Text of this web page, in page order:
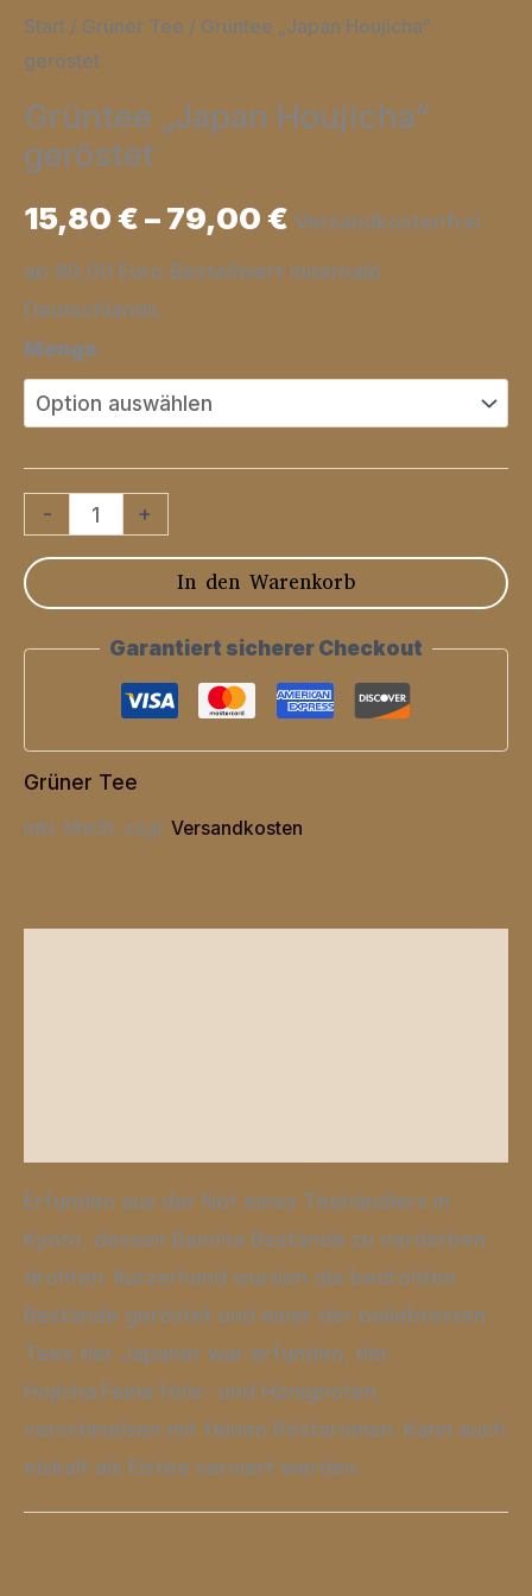
Start / Grüner Tee / Grüntee „Japan Houjicha“
geröstet
Grüntee „Japan Houjicha“
geröstet
15,80€–79,00€ Versandkostenfrei
ab 80,00 Euro Bestellwert innerhalb
Deutschlands.
Menge
-
Grüntee
Houjicha"
Menge
+
In den Warenkorb
Garantiert sicherer Checkout
Grüner Tee
inkl. MwSt. zzgl. Versandkosten
Erfunden aus der Not eines Teehändlers in
Kyoto, dessen Bancha Bestände zu verderben
drohten. Kurzerhand wurden die bedrohten
Bestände geröstet und einer der beliebtesten
Tees der Japaner war erfunden, der
Hojicha.Feine Holz- und Honignoten,
verschmelzen mit feinen Röstaromen. Kann auch
eiskalt als Eistee serviert werden.